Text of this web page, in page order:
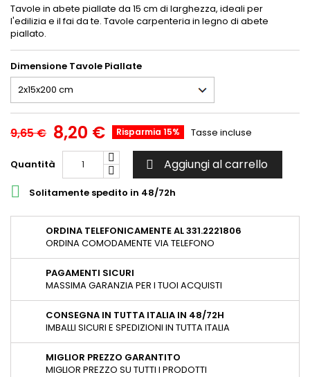
Tavole in abete piallate da 15 cm di larghezza, ideali per
l'edilizia e il fai da te. Tavole carpenteria in legno di abete
piallato.
Dimensione Tavole Piallate
9,65 € 8,20 € Risparmia 15% Tasse incluse
Quantità  Aggiungi al carrello
 Solitamente spedito in 48/72h
ORDINA TELEFONICAMENTE AL 331.2221806
ORDINA COMODAMENTE VIA TELEFONO
PAGAMENTI SICURI
MASSIMA GARANZIA PER I TUOI ACQUISTI
CONSEGNA IN TUTTA ITALIA IN 48/72H
IMBALLI SICURI E SPEDIZIONI IN TUTTA ITALIA
MIGLIOR PREZZO GARANTITO
MIGLIOR PREZZO SU TUTTI I PRODOTTI